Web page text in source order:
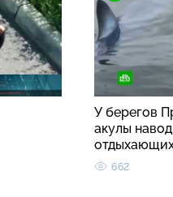
У берегов
акулы
662